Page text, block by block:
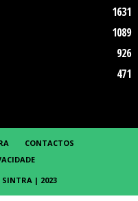
1631
1089
926
471
CONTACTOS
SINTRA | 2023